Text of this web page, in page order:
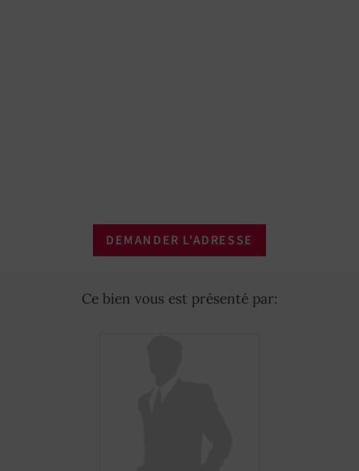
DEMANDER L'ADRESSE
Ce bien vous est présenté par: